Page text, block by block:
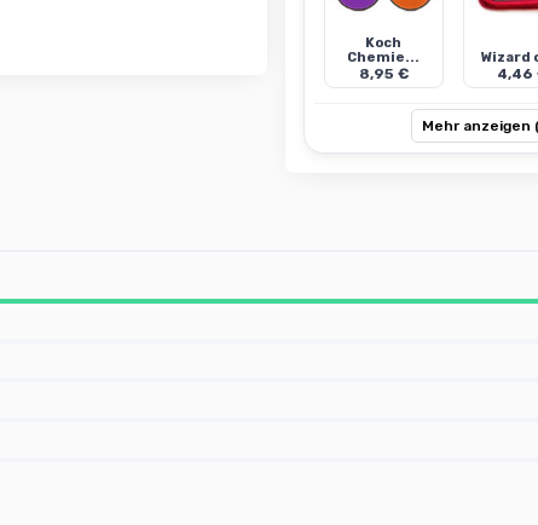
Koch
Chemie...
8,95 €
Wizard
4,46
Mehr anzeigen